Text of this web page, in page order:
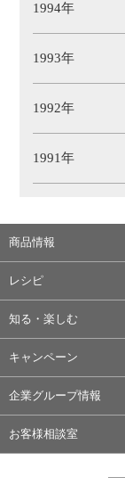
1994年
1993年
1992年
1991年
商品情報
レシピ
知る・楽しむ
キャンペーン
企業グループ情報
お客様相談室